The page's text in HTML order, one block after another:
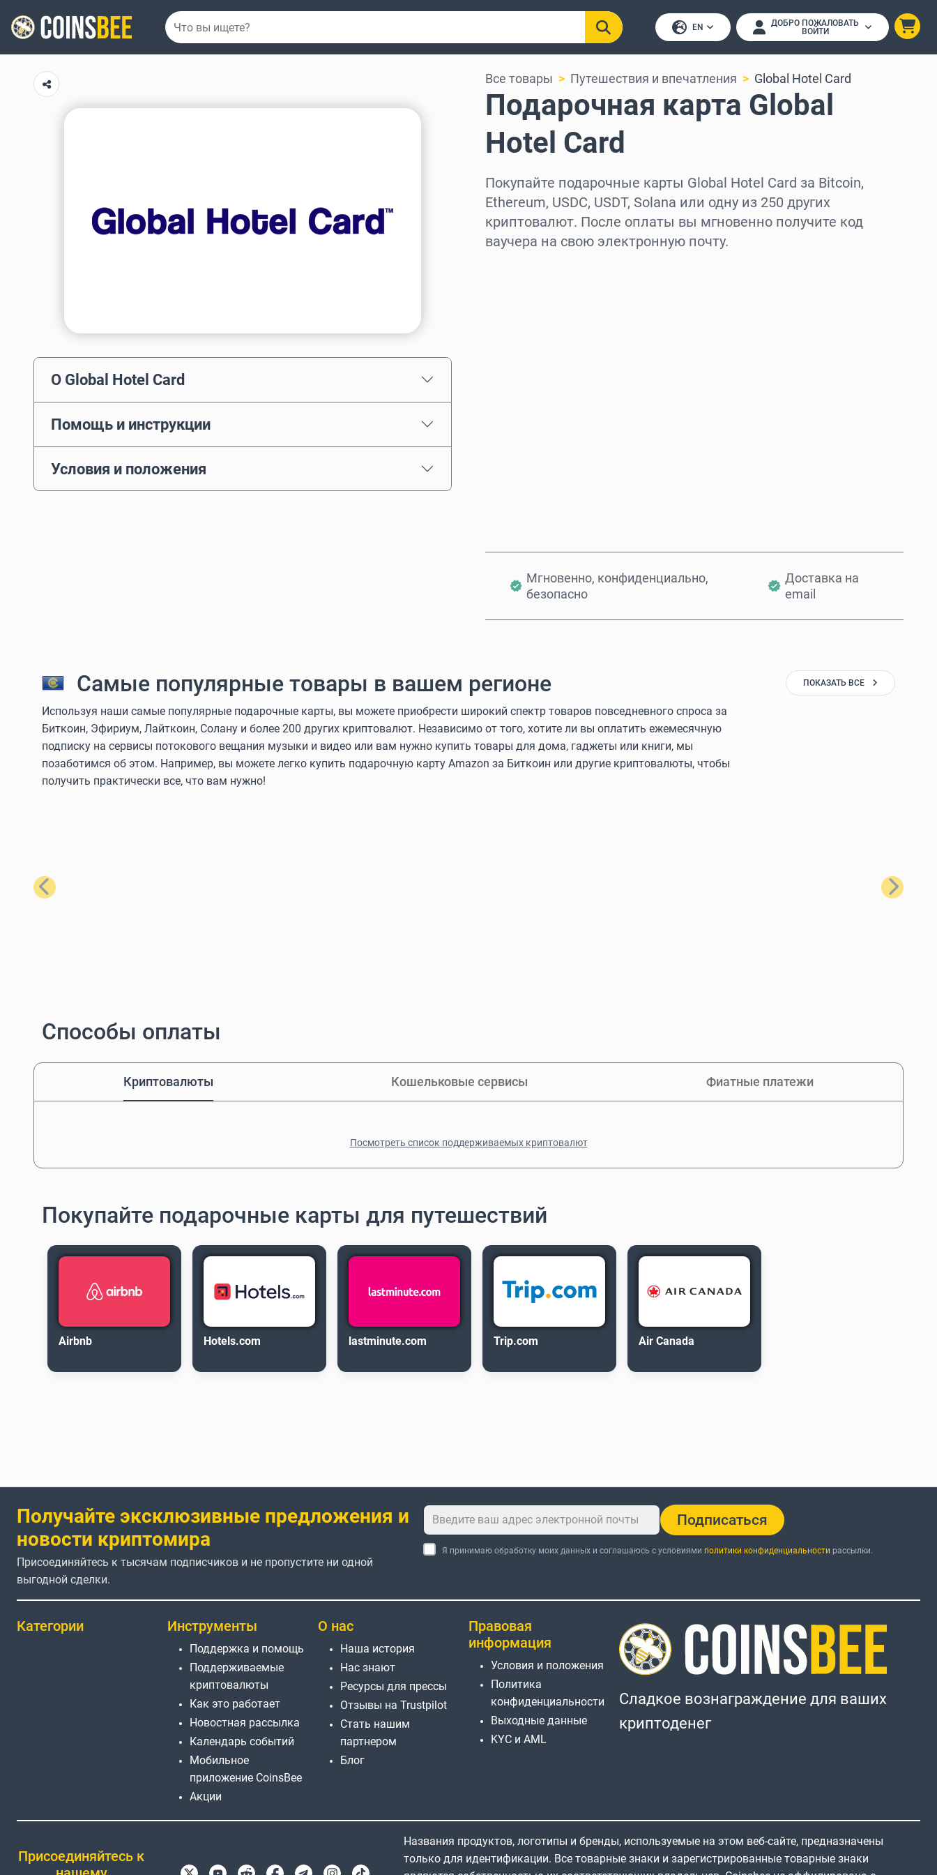
EN
ДОБРО ПОЖАЛОВАТЬ
ВОЙТИ
О Global Hotel Card
Помощь и инструкции
Условия и положения
Все товары Путешествия и впечатления Global Hotel Card
Подарочная карта Global
Hotel Card
Покупайте подарочные карты Global Hotel Card за Bitcoin,
Ethereum, USDC, USDT, Solana или одну из 250 других
криптовалют. После оплаты вы мгновенно получите код
ваучера на свою электронную почту.
Мгновенно, конфиденциально,
безопасно
Доставка на
email
Самые популярные товары в вашем регионе
Используя наши самые популярные подарочные карты, вы можете приобрести широкий спектр товаров повседневного спроса за
Биткоин, Эфириум, Лайткоин, Солану и более 200 других криптовалют. Независимо от того, хотите ли вы оплатить ежемесячную
подписку на сервисы потокового вещания музыки и видео или вам нужно купить товары для дома, гаджеты или книги, мы
позаботимся об этом. Например, вы можете легко купить подарочную карту Amazon за Биткоин или другие криптовалюты, чтобы
получить практически все, что вам нужно!
ПОКАЗАТЬ ВСЕ
Назад Далее
Способы оплаты
Криптовалюты Кошельковые сервисы Фиатные платежи
Посмотреть список поддерживаемых криптовалют
Покупайте подарочные карты для путешествий
Airbnb Hotels.com lastminute.com Trip.com Air Canada
Получайте эксклюзивные предложения и
новости криптомира
Присоединяйтесь к тысячам подписчиков и не пропустите ни одной
выгодной сделки.
Подписаться
Я принимаю обработку моих данных и соглашаюсь с условиями политики конфиденциальности рассылки.
Категории Инструменты
Поддержка и помощь
Поддерживаемые
криптовалюты
Как это работает
Новостная рассылка
Календарь событий
Мобильное
приложение CoinsBee
Акции
О нас
Наша история
Нас знают
Ресурсы для прессы
Отзывы на Trustpilot
Стать нашим
партнером
Блог
Правовая
информация
Условия и положения
Политика
конфиденциальности
Выходные данные
KYC и AML
Сладкое вознаграждение для ваших
криптоденег
Присоединяйтесь к
Названия продуктов, логотипы и бренды, используемые на этом веб-сайте, предназначены
только для идентификации. Все товарные знаки и зарегистрированные товарные знаки